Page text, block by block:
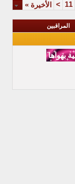
11
> الأخيرة »
المراقبين